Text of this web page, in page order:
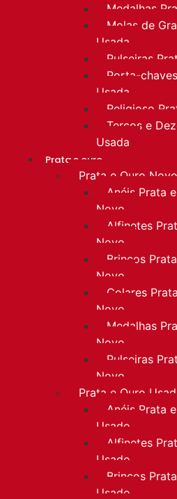
Medalhas
Molas de
Usada
Pulseiras
Porta-
Usada
Religioso
Terços e
Usada
Prata e ouro
Prata e Ouro Novo
Anéis Prata
Novo
Alfinetes
Novo
Brincos
Novo
Colares
Novo
Medalhas
Novo
Pulseiras
Novo
Prata e Ouro
Anéis Prata
Usado
Alfinetes
Usado
Brincos
Usado